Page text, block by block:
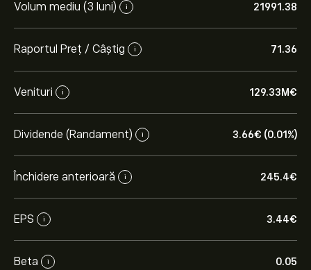
Volum mediu (3 luni) i 21991.38
Raportul Preț / Câștig i 71.36
Venituri i 129.33M‎€‎
Dividende (Randament) i 3.66‎€‎ (0.01%)
Închidere anterioară i 245.4‎€‎
EPS i 3.44‎€‎
Beta i 0.05